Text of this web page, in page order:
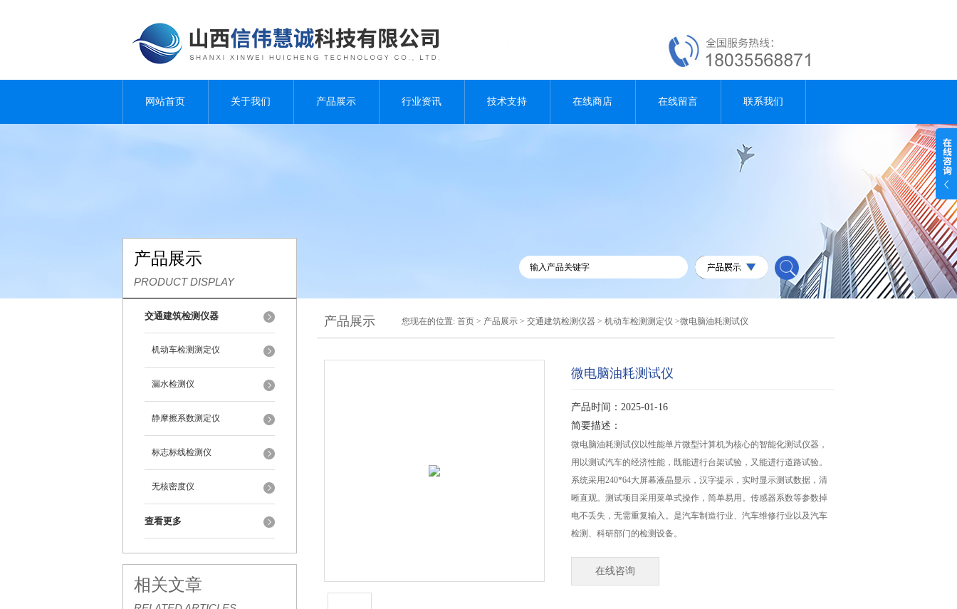
网站首页 关于我们 产品展示 行业资讯 技术支持 在线商店 在线留言 联系我们
产品展示
PRODUCT DISPLAY
交通建筑检测仪器
机动车检测测定仪
漏水检测仪
静摩擦系数测定仪
标志标线检测仪
无核密度仪
查看更多
相关文章
产品展示 您现在的位置: 首页 > 产品展示 > 交通建筑检测仪器 > 机动车检测测定仪 >微电脑油耗测试仪
微电脑油耗测试仪
产品时间：2025-01-16
简要描述：
微电脑油耗测试仪以性能单片微型计算机为核心的智能化测试仪器，
用以测试汽车的经济性能，既能进行台架试验，又能进行道路试验。
系统采用240*64大屏幕液晶显示，汉字提示，实时显示测试数据，清
晰直观。测试项目采用菜单式操作，简单易用。传感器系数等参数掉
电不丢失，无需重复输入。是汽车制造行业、汽车维修行业以及汽车
检测、科研部门的检测设备。
在线咨询